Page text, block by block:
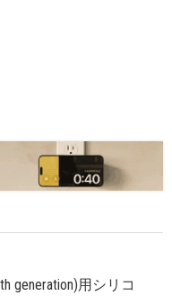
generation)用シリコ